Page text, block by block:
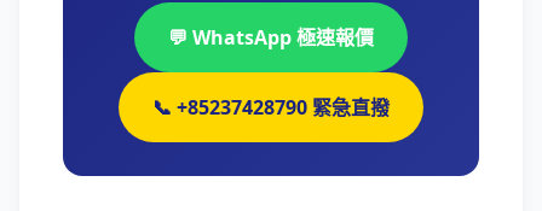
💬 WhatsApp 極速報價
📞 +85237428790 緊急直撥